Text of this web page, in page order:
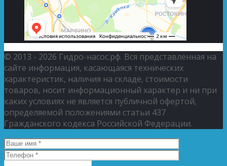
© 2013 - 2026 Гидро-насос.рф. Вся представленная на
сайте информация, касающаяся технических
характеристик, наличия на складе, стоимости
товаров, носит информационный характер и ни при
каких условиях не является публичной офертой,
определяемой положениями статьи 437
Гражданского кодекса Российской Федерации.